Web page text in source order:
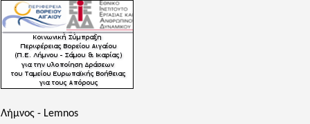
Λήμνος - Lemnos